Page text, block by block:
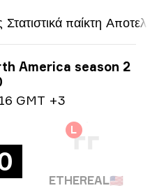
Στατιστικά παίκτη
America season 2
GMT +3
L
ETHEREAL🇺🇸